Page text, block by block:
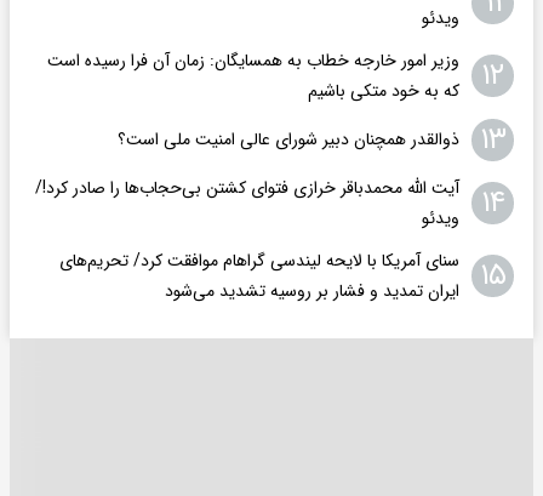
ویدئو
۱۲
وزیر امور خارجه خطاب به همسایگان: زمان آن فرا رسیده است
که به خود متکی باشیم
۱۳ ذوالقدر همچنان دبیر شورای ‌عالی امنیت ملی است؟
۱۴
آیت الله محمدباقر خرازی فتوای کشتن بی‌حجاب‌ها را صادر کرد!/
ویدئو
۱۵
سنای آمریکا با لایحه لیندسی گراهام موافقت کرد/ تحریم‌های
ایران تمدید و فشار بر روسیه تشدید می‌شود